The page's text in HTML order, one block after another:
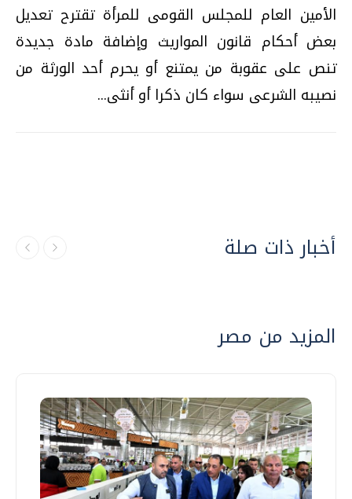
الأمين العام للمجلس القومى للمرأة تقترح تعديل
بعض أحكام قانون المواريث وإضافة مادة جديدة
تنص على عقوبة من يمتنع أو يحرم أحد الورثة من
نصيبه الشرعى سواء كان ذكرا أو أنثى...
أخبار ذات صلة
المزيد من مصر